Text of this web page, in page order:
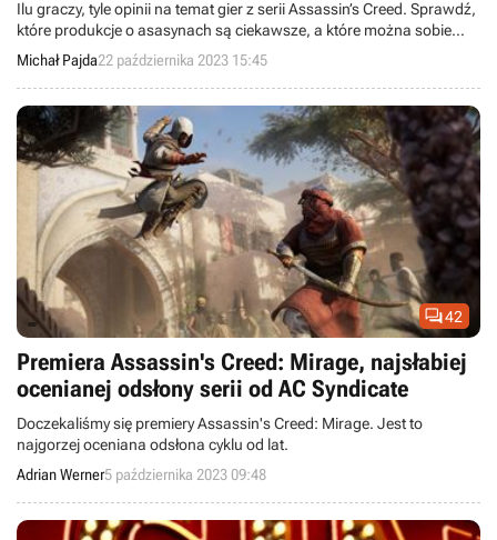
Ilu graczy, tyle opinii na temat gier z serii Assassin’s Creed. Sprawdź,
które produkcje o asasynach są ciekawsze, a które można sobie
odpuścić... lub wypróbować w dalszej kolejności.
Michał Pajda22 października 2023 15:45
42
Premiera Assassin's Creed: Mirage, najsłabiej
ocenianej odsłony serii od AC Syndicate
Doczekaliśmy się premiery Assassin's Creed: Mirage. Jest to
najgorzej oceniana odsłona cyklu od lat.
Adrian Werner5 października 2023 09:48